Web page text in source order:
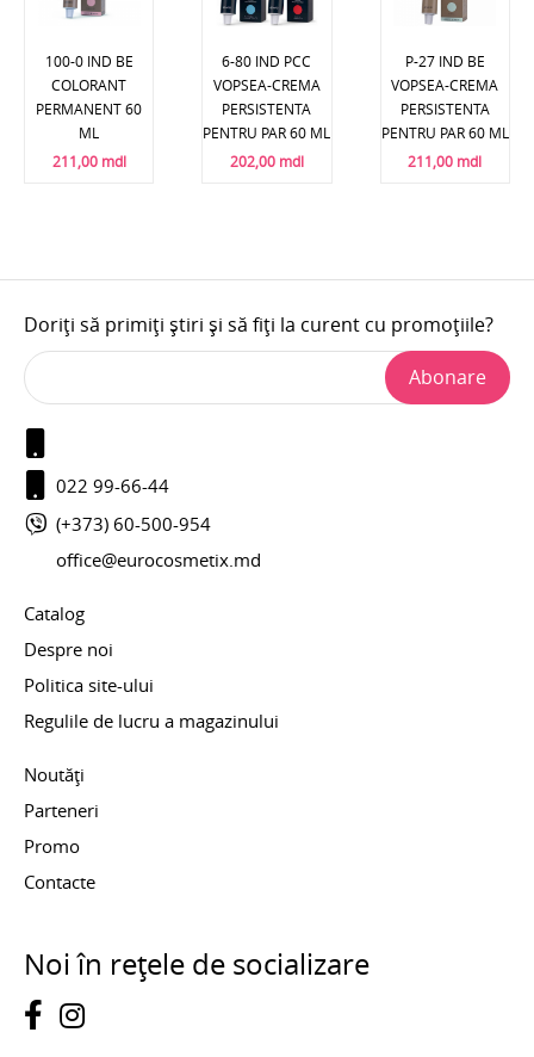
100-0 IND BE
COLORANT
PERMANENT 60
ML
211,00 mdl
6-80 IND PCC
VOPSEA-CREMA
PERSISTENTA
PENTRU PAR 60 ML
202,00 mdl
P-27 IND BE
VOPSEA-CREMA
PERSISTENTA
PENTRU PAR 60 ML
211,00 mdl
Doriți să primiți știri și să fiți la curent cu promoțiile?
Abonare
022 99-66-44
(+373) 60-500-954
office@eurocosmetix.md
Catalog
Despre noi
Politica site-ului
Regulile de lucru a magazinului
Noutăți
Parteneri
Promo
Contacte
Noi în rețele de socializare